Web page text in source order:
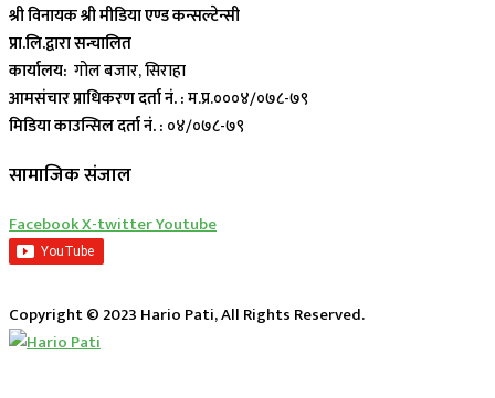
श्री विनायक श्री मीडिया एण्ड कन्सल्टेन्सी
प्रा.लि.द्वारा सन्चालित
कार्यालय: गोल बजार, सिराहा
आमसंचार प्राधिकरण दर्ता नं. :म.प्र.०००४/०७८-७९
मिडिया काउन्सिल दर्ता नं. : ०४/०७८-७९
सामाजिक संजाल
FacebookX-twitterYoutube
Copyright © 2023 Hario Pati, All Rights Reserved.